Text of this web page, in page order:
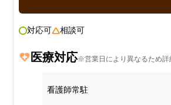
対応可 相談可
医療対応※営業日により異なるため詳
看護師常駐